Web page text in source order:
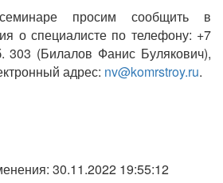
просим сообщить в
о специалисте по телефону: +7
303 (Билалов Фанис Булякович),
адрес: nv@komrstroy.ru.
30.11.2022 19:55:12